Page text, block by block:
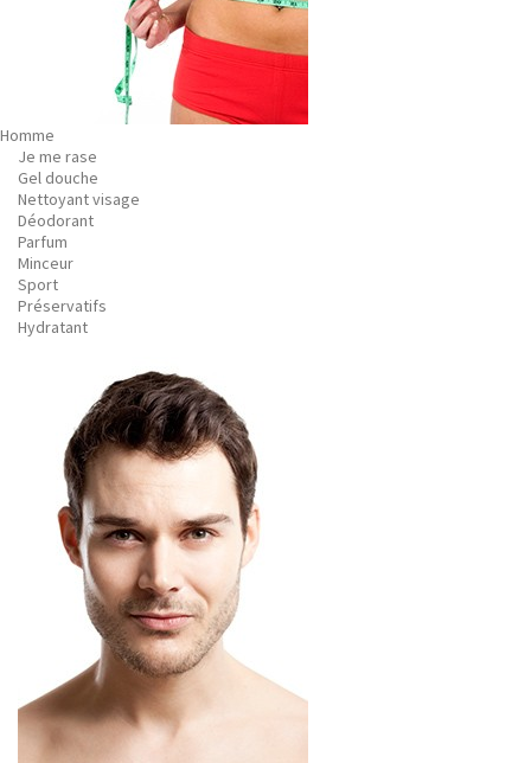
Homme
Je me rase
Gel douche
Nettoyant visage
Déodorant
Parfum
Minceur
Sport
Préservatifs
Hydratant